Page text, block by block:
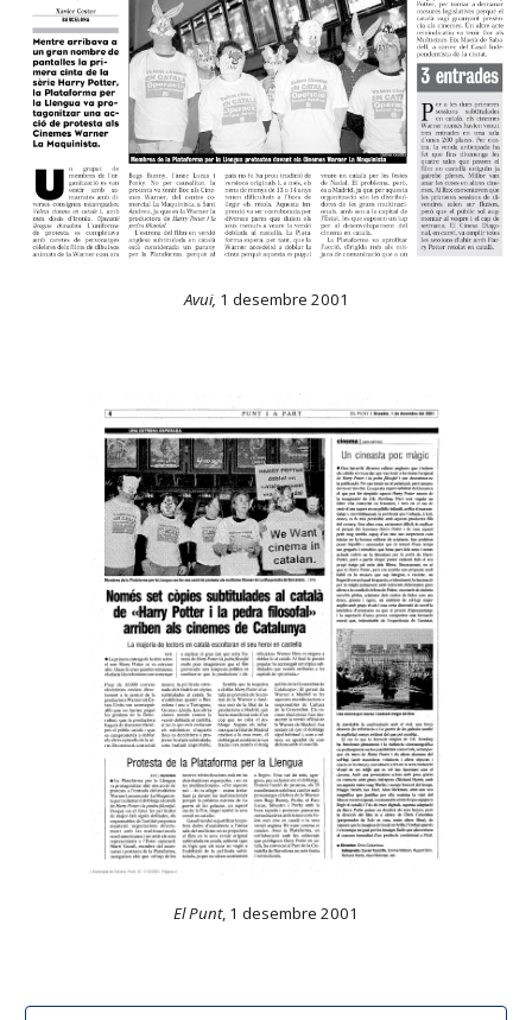
Avui, 1 desembre 2001
El Punt, 1 desembre 2001